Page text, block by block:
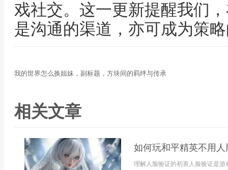
戏社交。这一更新提醒我们
是沟通的渠道，亦可成为策
我的世界怎么换姐妹，副标题，方块间的羁绊与传承
相关文章
如何玩和平精英不用
理解人脸验证的初衷人脸验证是